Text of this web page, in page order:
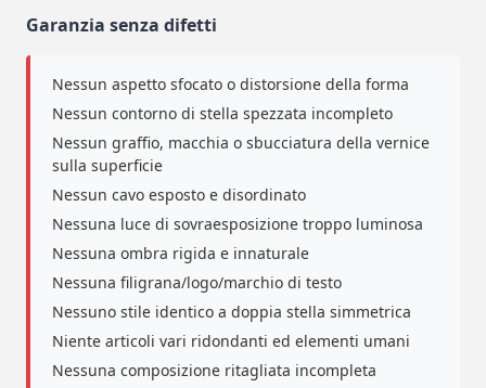
Garanzia senza difetti
Nessun aspetto sfocato o distorsione della forma
Nessun contorno di stella spezzata incompleto
Nessun graffio, macchia o sbucciatura della vernice
sulla superficie
Nessun cavo esposto e disordinato
Nessuna luce di sovraesposizione troppo luminosa
Nessuna ombra rigida e innaturale
Nessuna filigrana/logo/marchio di testo
Nessuno stile identico a doppia stella simmetrica
Niente articoli vari ridondanti ed elementi umani
Nessuna composizione ritagliata incompleta